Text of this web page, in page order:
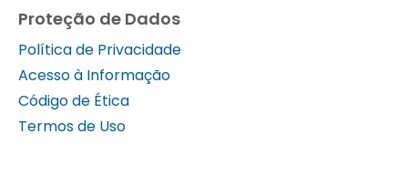
Proteção de Dados
Política de Privacidade
Acesso à Informação
Código de Ética
Termos de Uso